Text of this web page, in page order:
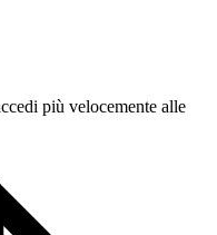
più velocemente alle